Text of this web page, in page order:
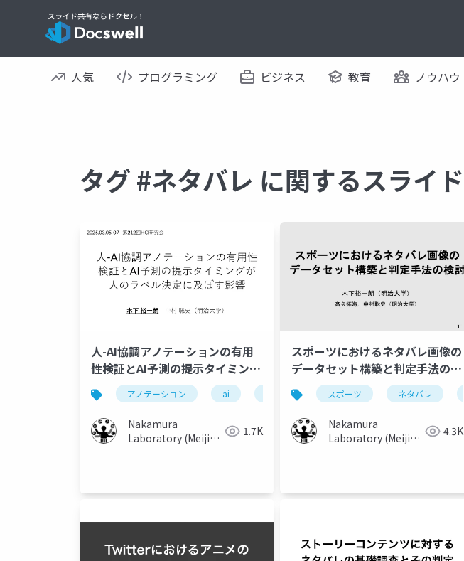
人気 プログラミング ビジネス 教育 ノウハウ
タグ #ネタバレ に関するスライド
人-AI協調アノテーションの有用
性検証とAI予測の提示タイミング
が人のラベル決定に及ぼす影響
アノテーション ai ネタバレ
Nakamura
Laboratory (Meiji
1.7K
スポーツにおけるネタバレ画像の
データセット構築と判定手法の検
討
スポーツ ネタバレ
Nakamura
Laboratory (Meiji
4.3K